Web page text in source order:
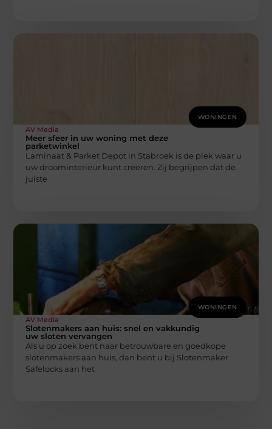
WONINGEN
AV Media
Meer sfeer in uw woning met deze
parketwinkel
Laminaat & Parket Depot in Stabroek is de plek waar u
uw droominterieur kunt creëren. Zij begrijpen dat de
juiste
WONINGEN
AV Media
Slotenmakers aan huis: snel en vakkundig
uw sloten vervangen
Als u op zoek bent naar betrouwbare en goedkope
slotenmakers aan huis, dan bent u bij Slotenmaker
Safelocks aan het